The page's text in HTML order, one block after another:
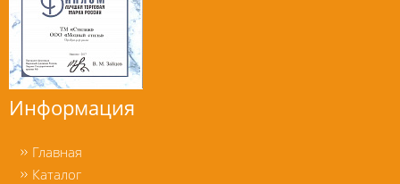
Информация
Главная
Каталог